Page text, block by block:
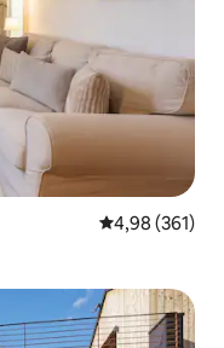
Note
4,98 (361)